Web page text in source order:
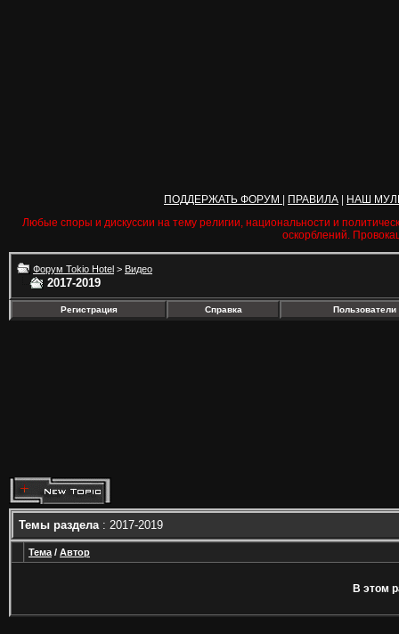
ПОДДЕРЖАТЬ ФОРУМ ПРАВИЛА
НАШ
Любые споры и дискуссии на тему религии, национальности и
оскорблений.
Форум Tokio Hotel > Видео
2017-2019
Регистрация Справка Пользователи
Темы раздела: 2017-2019
Тема / Автор
В этом